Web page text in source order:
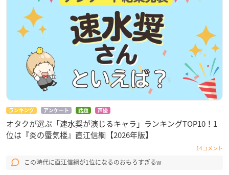
ランキング アンケート 話題 声優
オタクが選ぶ「速水奨が演じるキャラ」ランキングTOP10！1
位は『炎の蜃気楼』直江信綱【2026年版】
14コメント
この時代に直江信綱が1位になるのおもろすぎるw